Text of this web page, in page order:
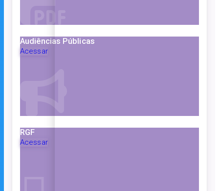
Audiências Públicas
Acessar
RGF
Acessar